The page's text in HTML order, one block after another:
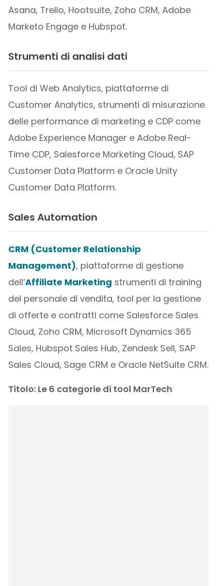
Asana, Trello, Hootsuite, Zoho CRM, Adobe
Marketo Engage e Hubspot.
Strumenti di analisi dati
Tool di Web Analytics, piattaforme di
Customer Analytics, strumenti di misurazione
delle performance di marketing e CDP come
Adobe Experience Manager e Adobe Real-
Time CDP, Salesforce Marketing Cloud, SAP
Customer Data Platform e Oracle Unity
Customer Data Platform.
Sales Automation
CRM (Customer Relationship
Management), piattaforme di gestione
dell’Affiliate Marketing strumenti di training
del personale di vendita, tool per la gestione
di offerte e contratti come Salesforce Sales
Cloud, Zoho CRM, Microsoft Dynamics 365
Sales, Hubspot Sales Hub, Zendesk Sell, SAP
Sales Cloud, Sage CRM e Oracle NetSuite CRM.
Titolo: Le 6 categorie di tool MarTech